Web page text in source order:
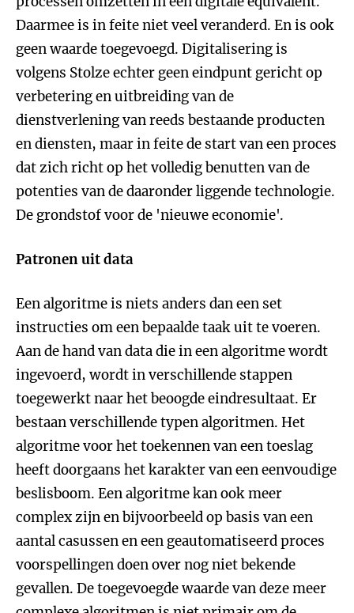
Daarmee is in feite niet veel veranderd. En is ook
geen waarde toegevoegd. Digitalisering is
volgens Stolze echter geen eindpunt gericht op
verbetering en uitbreiding van de
dienstverlening van reeds bestaande producten
en diensten, maar in feite de start van een proces
dat zich richt op het volledig benutten van de
potenties van de daaronder liggende technologie.
De grondstof voor de 'nieuwe economie'.
Patronen uit data
Een algoritme is niets anders dan een set
instructies om een bepaalde taak uit te voeren.
Aan de hand van data die in een algoritme wordt
ingevoerd, wordt in verschillende stappen
toegewerkt naar het beoogde eindresultaat. Er
bestaan verschillende typen algoritmen. Het
algoritme voor het toekennen van een toeslag
heeft doorgaans het karakter van een eenvoudige
beslisboom. Een algoritme kan ook meer
complex zijn en bijvoorbeeld op basis van een
aantal casussen en een geautomatiseerd proces
voorspellingen doen over nog niet bekende
gevallen. De toegevoegde waarde van deze meer